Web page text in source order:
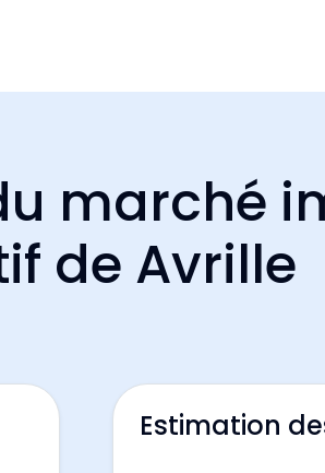
marché
de Avrille
Estimation